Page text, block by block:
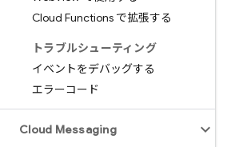
Cloud Functions で拡張する
トラブルシューティング
イベントをデバッグする
エラーコード
Cloud Messaging